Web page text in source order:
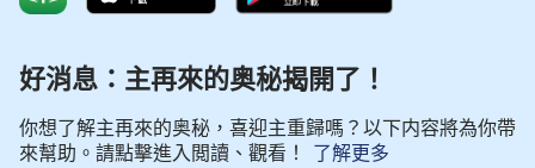
好消息：主再來的奥秘揭開了！
你想了解主再來的奥秘，喜迎主重歸嗎？以下内容將為你帶
來幫助。請點擊進入閲讀、觀看！
了解更多